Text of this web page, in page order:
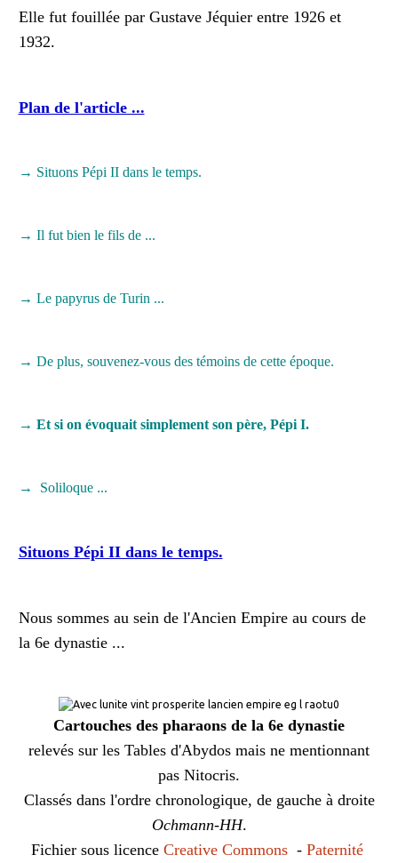
Elle fut fouillée par Gustave Jéquier entre 1926 et
1932.
Plan de l'article ...
→ Situons Pépi II dans le temps.
→ Il fut bien le fils de ...
→ Le papyrus de Turin ...
→ De plus, souvenez-vous des témoins de cette époque.
→ Et si on évoquait simplement son père, Pépi I.
→ Soliloque ...
Situons Pépi II dans le temps.
Nous sommes au sein de l'Ancien Empire au cours de
la 6e dynastie ...
Cartouches des pharaons de la 6e dynastie
relevés sur les Tables d'Abydos mais ne mentionnant
pas Nitocris.
Classés dans l'ordre chronologique, de gauche à droite
Ochmann-HH.
Fichier sous licence Creative Commons - Paternité